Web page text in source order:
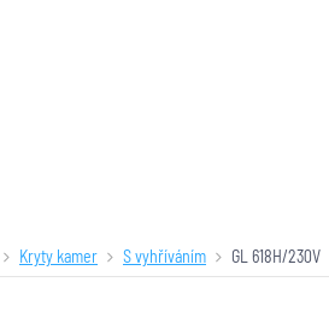
Kryty kamer S vyhříváním GL 618H/230V